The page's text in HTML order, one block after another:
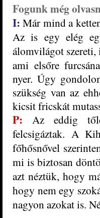
Fogunk még
I: Már mind a
Az is egy elég
álomvilágot szereti,
ami elsőre
nyer. Úgy
szükség van az
kicsit fricskát
P: Az eddig
felcsigáztak. A
főhősnővel
mi is biztosan
azt néztük, hogy
hogy nem egy
nagyon azokat is.